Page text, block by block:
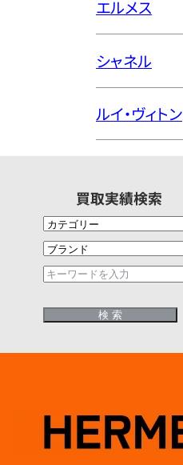
エルメス
シャネル
ルイ・ヴィトン
買取実績検索